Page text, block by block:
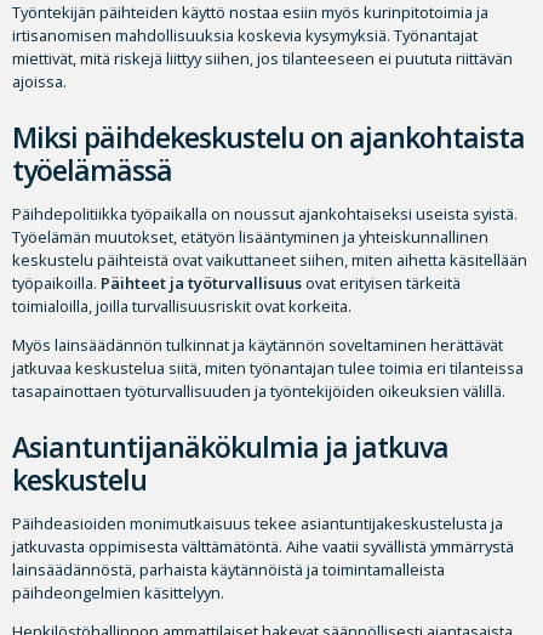
Työntekijän päihteiden käyttö nostaa esiin myös kurinpitotoimia ja
irtisanomisen mahdollisuuksia koskevia kysymyksiä. Työnantajat
miettivät, mitä riskejä liittyy siihen, jos tilanteeseen ei puututa riittävän
ajoissa.
Miksi päihdekeskustelu on ajankohtaista
työelämässä
Päihdepolitiikka työpaikalla on noussut ajankohtaiseksi useista syistä.
Työelämän muutokset, etätyön lisääntyminen ja yhteiskunnallinen
keskustelu päihteistä ovat vaikuttaneet siihen, miten aihetta käsitellään
työpaikoilla. Päihteet ja työturvallisuusovat erityisen tärkeitä
toimialoilla, joilla turvallisuusriskit ovat korkeita.
Myös lainsäädännön tulkinnat ja käytännön soveltaminen herättävät
jatkuvaa keskustelua siitä, miten työnantajan tulee toimia eri tilanteissa
tasapainottaen työturvallisuuden ja työntekijöiden oikeuksien välillä.
Asiantuntijanäkökulmia ja jatkuva
keskustelu
Päihdeasioiden monimutkaisuus tekee asiantuntijakeskustelusta ja
jatkuvasta oppimisesta välttämätöntä. Aihe vaatii syvällistä ymmärrystä
lainsäädännöstä, parhaista käytännöistä ja toimintamalleista
päihdeongelmien käsittelyyn.